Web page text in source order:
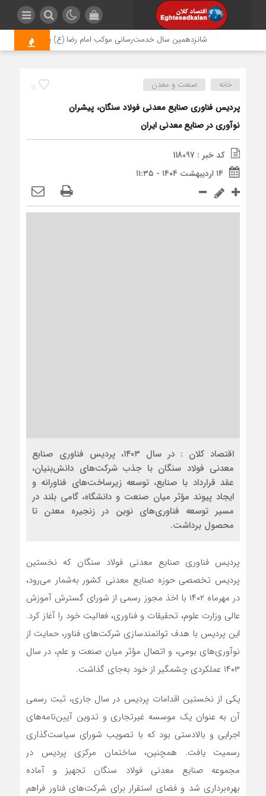
شانزدهمین سال خدمت‌رسانی موکب امام رضا (ع) پتروشیمی اروند؛
11 خانه صنعت و معدن
پردیس فناوری صنایع معدنی فولاد سنگان، پیشران
نوآوری در صنایع معدنی ایران
کد خبر : 118097
۱۴ اردیبهشت ۱۴۰۴ - ۱۱:۳۵
اقتصاد کلان : در سال ۱۴۰۳، پردیس فناوری صنایع
معدنی فولاد سنگان با جذب شرکت‌های دانش‌بنیان،
عقد قرارداد با صنایع، توسعه زیرساخت‌های فناورانه و
ایجاد پیوند مؤثر میان صنعت و دانشگاه، گامی بلند در
مسیر توسعه فناوری‌های نوین در زنجیره معدن تا
محصول برداشت.
پردیس فناوری صنایع معدنی فولاد سنگان که نخستین
پردیس تخصصی حوزه صنایع معدنی کشور به‌شمار می‌رود،
در مهرماه ۱۴۰۲ با اخذ مجوز رسمی از شورای گسترش آموزش
عالی وزارت علوم، تحقیقات و فناوری، فعالیت خود را آغاز کرد.
این پردیس با هدف توانمندسازی شرکت‌های فناور، حمایت از
نوآوری‌های بومی، و اتصال مؤثر میان صنعت و علم، در سال
۱۴۰۳ عملکردی چشمگیر از خود به‌جای گذاشت.
یکی از نخستین اقدامات پردیس در سال جاری، ثبت رسمی
آن به عنوان یک موسسه غیرتجاری و تدوین آیین‌نامه‌های
اجرایی و بالادستی بود که با تصویب شورای سیاست‌گذاری
رسمیت یافت. همچنین، ساختمان مرکزی پردیس در
مجموعه صنایع معدنی فولاد سنگان تجهیز و آماده
بهره‌برداری شد و فضای استقرار برای شرکت‌های فناور فراهم